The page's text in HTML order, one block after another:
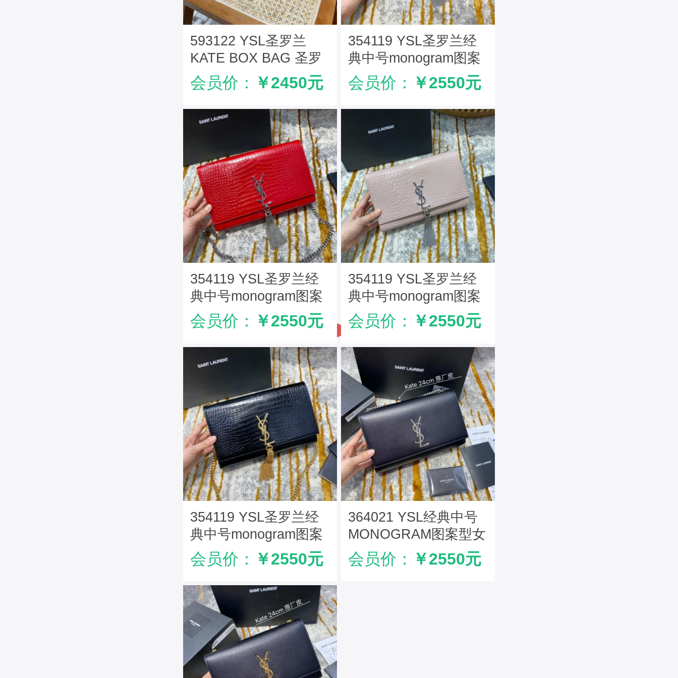
593122 YSL圣罗兰
KATE BOX BAG 圣罗
兰包包 圣罗兰女包 黑
色
会员价： ￥2450元
354119 YSL圣罗兰经
典中号monogram图案
型圣罗兰鳄鱼纹流苏挎
包 蓝色
会员价： ￥2550元
354119 YSL圣罗兰经
典中号monogram图案
型圣罗兰鳄鱼纹流苏挎
包 红色
会员价： ￥2550元
354119 YSL圣罗兰经
典中号monogram图案
型圣罗兰鳄鱼纹流苏挎
包 粉色
会员价： ￥2550元
354119 YSL圣罗兰经
典中号monogram图案
型圣罗兰鳄鱼纹流苏挎
包 黑色
会员价： ￥2550元
364021 YSL经典中号
MONOGRAM图案型女
包 圣罗兰挎包 黑色银
扣
会员价： ￥2550元